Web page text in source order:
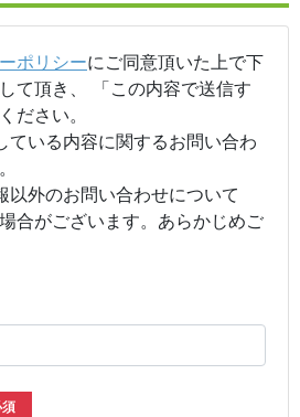
ポリシーにご同意頂いた上で下
て頂き、 「この内容で送信す
ださい。
ている内容に関するお問い合わ
以外のお問い合わせについて
合がございます。あらかじめご
須